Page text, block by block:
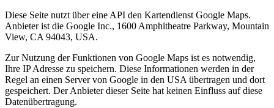
Diese Seite nutzt über eine API den Kartendienst Google Maps.
Anbieter ist die Google Inc., 1600 Amphitheatre Parkway, Mountain
View, CA 94043, USA.
Zur Nutzung der Funktionen von Google Maps ist es notwendig,
Ihre IP Adresse zu speichern. Diese Informationen werden in der
Regel an einen Server von Google in den USA übertragen und dort
gespeichert. Der Anbieter dieser Seite hat keinen Einfluss auf diese
Datenübertragung.